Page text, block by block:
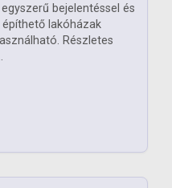
bejelentéssel és
építhető lakóházak
Részletes